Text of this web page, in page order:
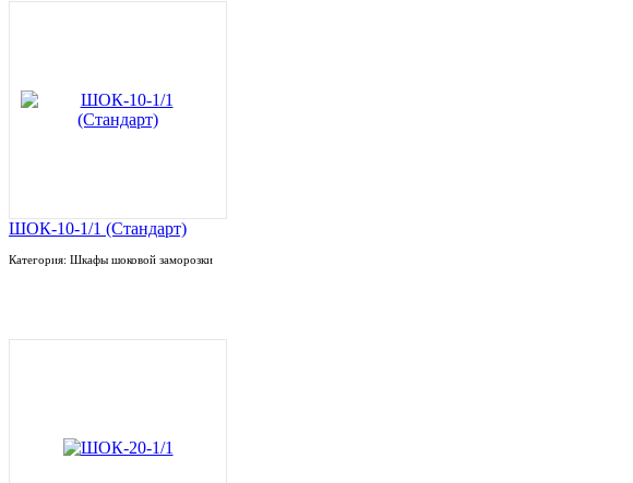
ШОК-10-1/1 (Стандарт)
Категория: Шкафы шоковой заморозки